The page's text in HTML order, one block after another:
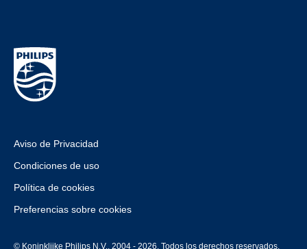
Aviso de Privacidad
Condiciones de uso
Política de cookies
Preferencias sobre cookies
© Koninklijke Philips N.V., 2004 - 2026. Todos los derechos reservados.